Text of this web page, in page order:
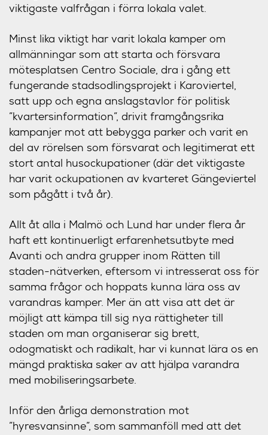
viktigaste valfrågan i förra lokala valet.
Minst lika viktigt har varit lokala kamper om
allmänningar som att starta och försvara
mötesplatsen Centro Sociale, dra i gång ett
fungerande stadsodlingsprojekt i Karoviertel,
satt upp och egna anslagstavlor för politisk
”kvartersinformation”, drivit framgångsrika
kampanjer mot att bebygga parker och varit en
del av rörelsen som försvarat och legitimerat ett
stort antal husockupationer (där det viktigaste
har varit ockupationen av kvarteret Gängeviertel
som pågått i två år).
Allt åt alla i Malmö och Lund har under flera år
haft ett kontinuerligt erfarenhetsutbyte med
Avanti och andra grupper inom Rätten till
staden-nätverken, eftersom vi intresserat oss för
samma frågor och hoppats kunna lära oss av
varandras kamper. Mer än att visa att det är
möjligt att kämpa till sig nya rättigheter till
staden om man organiserar sig brett,
odogmatiskt och radikalt, har vi kunnat lära os en
mängd praktiska saker av att hjälpa varandra
med mobiliseringsarbete.
Inför den årliga demonstration mot
”hyresvansinne”, som sammanföll med att det